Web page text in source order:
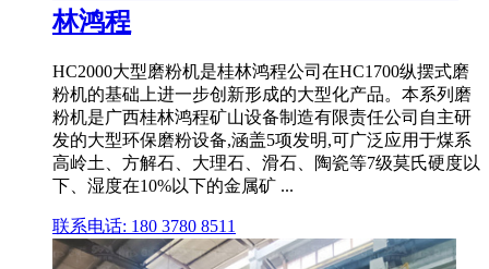
林鸿程
HC2000大型磨粉机是桂林鸿程公司在HC1700纵摆式磨
粉机的基础上进一步创新形成的大型化产品。本系列磨
粉机是广西桂林鸿程矿山设备制造有限责任公司自主研
发的大型环保磨粉设备,涵盖5项发明,可广泛应用于煤系
高岭土、方解石、大理石、滑石、陶瓷等7级莫氏硬度以
下、湿度在10%以下的金属矿 ...
联系电话: 180 3780 8511